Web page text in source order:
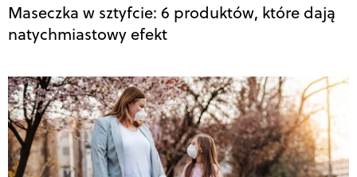
Maseczka w sztyfcie: 6 produktów, które dają
natychmiastowy efekt